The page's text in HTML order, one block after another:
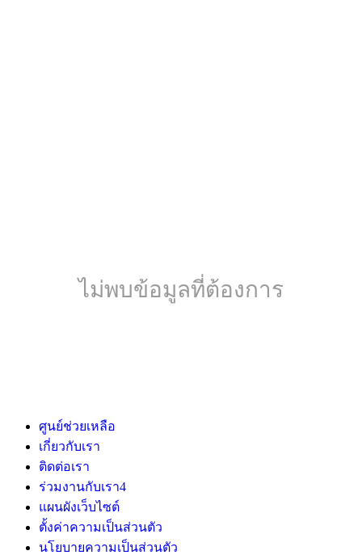
ไม่พบข้อมูลที่ต้องการ
ศูนย์ช่วยเหลือ
เกี่ยวกับเรา
ติดต่อเรา
ร่วมงานกับเรา4
แผนผังเว็บไซต์
ตั้งค่าความเป็นส่วนตัว
นโยบายความเป็นส่วนตัว